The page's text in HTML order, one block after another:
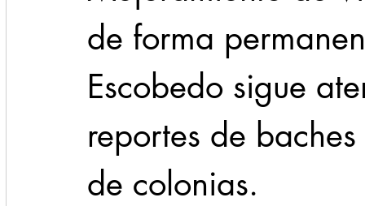
de forma
Escobedo sigue
reportes de
de colonias.